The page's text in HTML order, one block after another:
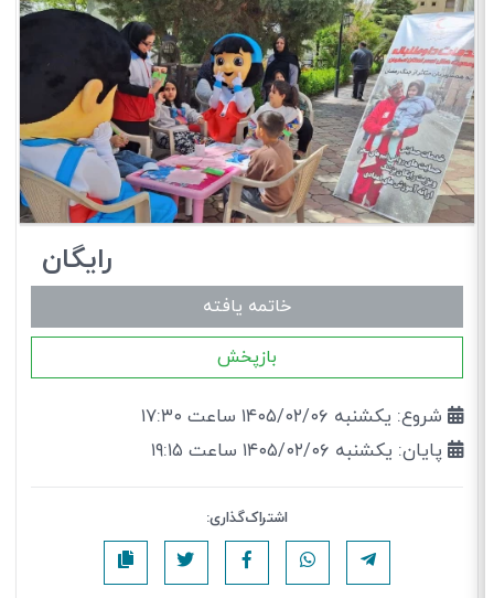
رایگان
خاتمه یافته
بازپخش
شروع: یکشنبه ۱۴۰۵/۰۲/۰۶ ساعت ۱۷:۳۰
پایان: یکشنبه ۱۴۰۵/۰۲/۰۶ ساعت ۱۹:۱۵
اشتراک‌گذاری: